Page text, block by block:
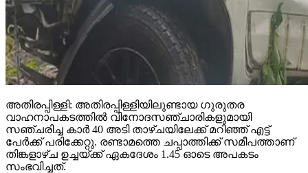
അതിരപ്പിള്ളി: അതിരപ്പിള്ളിയിലുണ്ടായ ഗുരുതര
വാഹനാപകടത്തില്‍ വിനോദസഞ്ചാരികളുമായി
സഞ്ചരിച്ച കാര്‍ 40 അടി താഴ്ചയിലേക്ക് മറിഞ്ഞ് എട്ട്
പേര്‍ക്ക് പരിക്കേറ്റു. രണ്ടാമത്തെ ചപ്പാത്തിക്ക് സമീപത്താണ്
തിങ്കളാഴ്ച ഉച്ചയ്ക്ക് ഏകദേശം 1.45 ഓടെ അപകടം
സംഭവിച്ചത്.